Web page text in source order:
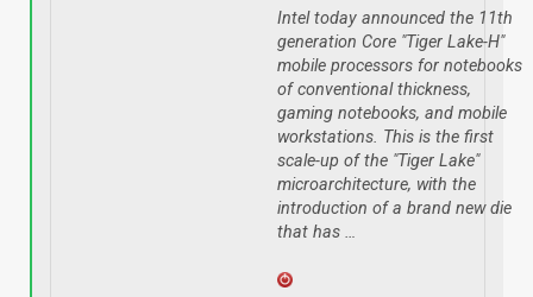
Intel today announced the 11th
generation Core "Tiger Lake-H"
mobile processors for notebooks
of conventional thickness,
gaming notebooks, and mobile
workstations. This is the first
scale-up of the "Tiger Lake"
microarchitecture, with the
introduction of a brand new die
that has …